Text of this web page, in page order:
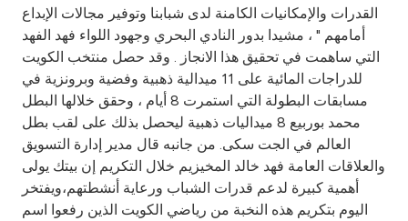
القدرات والإمكانيات الكامنة لدى شبابنا وتوفير مجالات الإبداع
أمامهم " ، مشيدا بدور النادي البحري وجهود اللواء فهد الفهد
التي ساهمت في تحقيق هذا الانجاز . وقد حصل منتخب الكويت
للدراجات المائية على 11 ميدالية ذهبية وفضية وبرونزية في
مسابقات البطولة التي استمرت 8 أيام ، وحقق خلالها البطل
محمد بوربيع 8 ميداليات ذهبية ليحصل بذلك على لقب بطل
العالم في الجت سكى. من جانبه قال مدير إدارة التسويق
والعلاقات العامة فهد خالد المخيزيم خلال التكريم إن بيتك يولى
أهمية كبيرة لدعم قدرات الشباب ورعاية أنشطتهم،ويفتخر
اليوم بتكريم هذه النخبة من رياضي الكويت الذين رفعوا اسم